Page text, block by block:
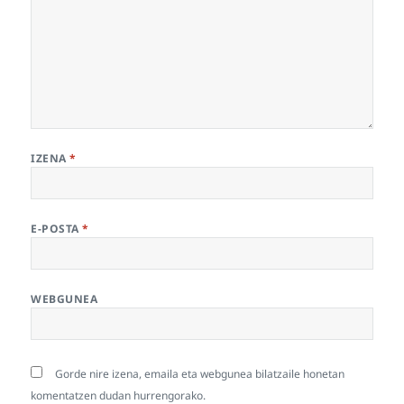
IZENA*
E-POSTA*
WEBGUNEA
Gorde nire izena, emaila eta webgunea bilatzaile honetan
komentatzen dudan hurrengorako.